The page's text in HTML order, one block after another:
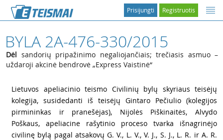
Registruotis
Prisijungti
BYLA 2A-476-330/2015
Dėl sandorių pripažinimo negaliojančiais; trečiasis asmuo –
uždaroji akcinė bendrovė „Express Vaistinė“
Lietuvos apeliacinio teismo Civilinių bylų skyriaus teisėjų
kolegija, susidedanti iš teisėjų Gintaro Pečiulio (kolegijos
pirmininkas ir pranešėjas), Nijolės Piškinaitės, Alvydo
Poškaus, apeliacine rašytinio proceso tvarka išnagrinėjo
civilinę bylą pagal atsakovų G. V., L. V., V. J., S. J., L. R. ir A. R.